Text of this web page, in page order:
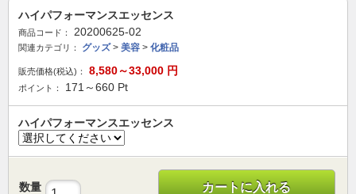
ハイパフォーマンスエッセンス
商品コード： 20200625-02
関連カテゴリ： グッズ> 美容 > 化粧品
販売価格(税込)： 8,580～33,000 円
ポイント： 171～660 Pt
ハイパフォーマンスエッセンス
数量 カートに入れる